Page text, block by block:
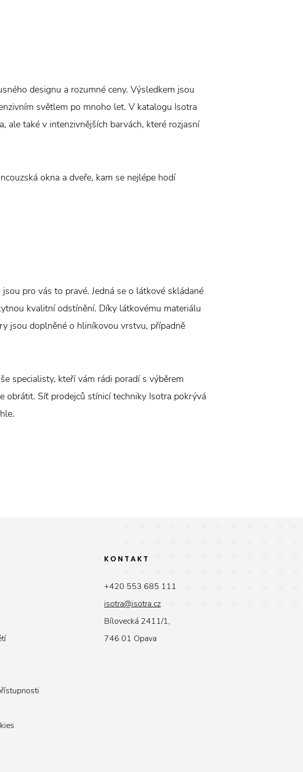
designu a rozumné ceny. Výsledkem jsou
světlem po mnoho let. V katalogu Isotra
ale také v intenzivnějších barvách, které rozjasní
okna a dveře, kam se nejlépe hodí
jsou pro vás to pravé. Jedná se o látkové skládané
kvalitní odstínění. Díky látkovému materiálu
jsou doplněné o hliníkovou vrstvu, případně
specialisty, kteří vám rádi poradí s výběrem
obrátit. Síť prodejců stínicí techniky Isotra pokrývá
KONTAKT
+420 553 685 111
isotra@isotra.cz
Bílovecká 2411/1,
746 01 Opava